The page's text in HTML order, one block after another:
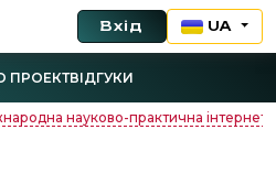
Вхід UA
ПРОЕКТВІДГУКИ
науково-практична